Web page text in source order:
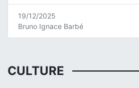
19/12/2025
Bruno Ignace Barbé
CULTURE